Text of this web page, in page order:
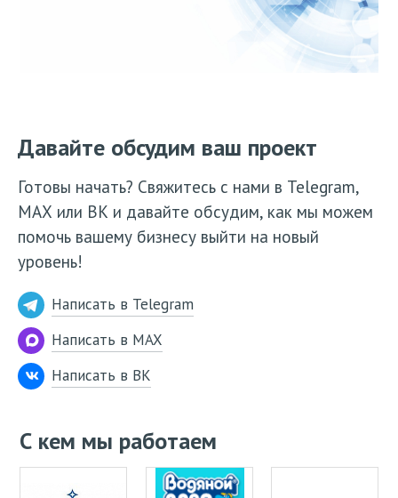
Давайте обсудим ваш проект
Готовы начать? Свяжитесь с нами в Telegram,
МАХ или ВК и давайте обсудим, как мы можем
помочь вашему бизнесу выйти на новый
уровень!
Написать в Telegram
Написать в MAX
Написать в ВК
С кем мы работаем